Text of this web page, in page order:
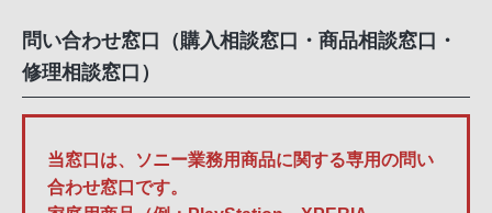
問い合わせ窓口（購入相談窓口・商品相談窓口・
修理相談窓口）
当窓口は、ソニー業務用商品に関する専用の問い
合わせ窓口です。